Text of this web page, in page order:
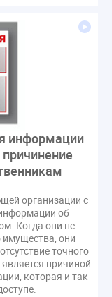
информации
организации с
об
Когда они не
они
точного
причиной
которая и так